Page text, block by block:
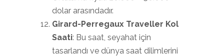
dolar arasındadır.
Girard-Perregaux Traveller Kol
Saati: Bu saat, seyahat için
tasarlandı ve dünya saat dilimlerini